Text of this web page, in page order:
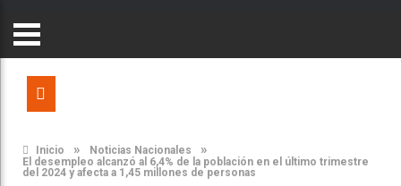
Inicio » Noticias Nacionales »
El desempleo alcanzó al 6,4% de la población en el último trimestre
del 2024 y afecta a 1,45 millones de personas